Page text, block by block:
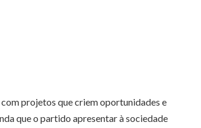
projetos que criem oportunidades e
que o partido apresentar à sociedade